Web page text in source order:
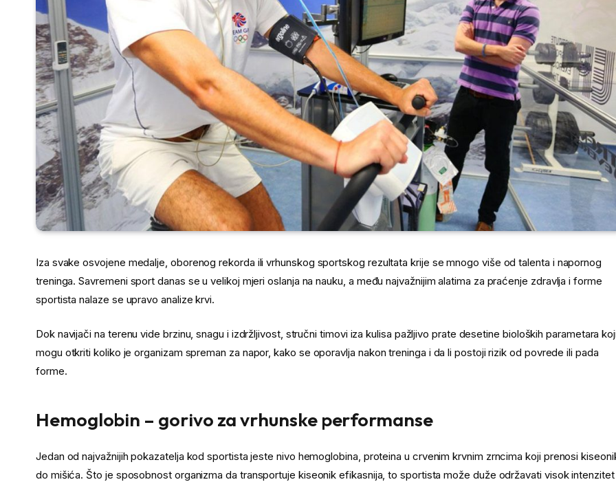
Iza svake osvojene medalje, oborenog rekorda ili vrhunskog sportskog rezultata krije se mnogo više od talenta i napornog
treninga. Savremeni sport danas se u velikoj mjeri oslanja na nauku, a među najvažnijim alatima za praćenje zdravlja i forme
sportista nalaze se upravo analize krvi.
Dok navijači na terenu vide brzinu, snagu i izdržljivost, stručni timovi iza kulisa pažljivo prate desetine bioloških parametara
mogu otkriti koliko je organizam spreman za napor, kako se oporavlja nakon treninga i da li postoji rizik od povrede ili pada
forme.
Hemoglobin – gorivo za vrhunske performanse
Jedan od najvažnijih pokazatelja kod sportista jeste nivo hemoglobina, proteina u crvenim krvnim zrncima koji prenosi
do mišića. Što je sposobnost organizma da transportuje kiseonik efikasnija, to sportista može duže održavati visok intenzitet